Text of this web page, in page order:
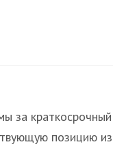
за краткосрочный
позицию из